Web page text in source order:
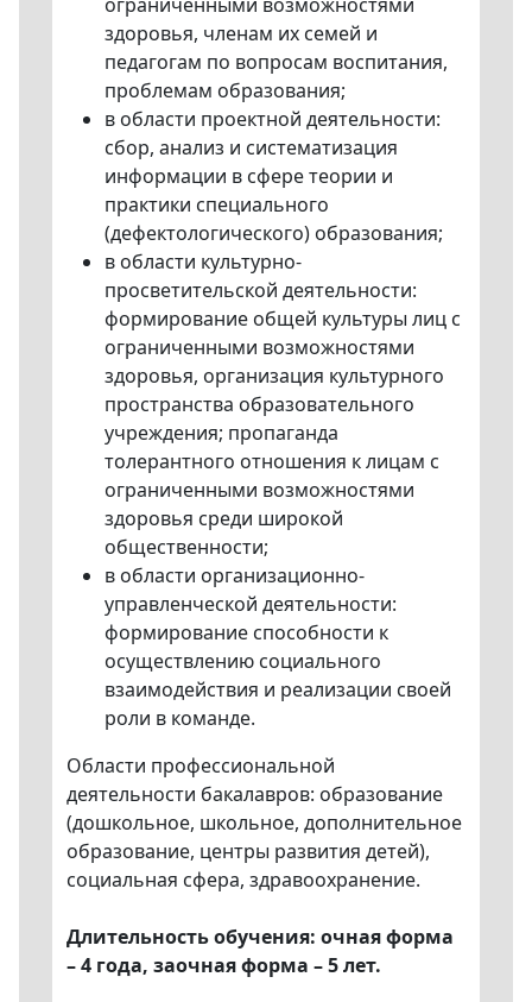
здоровья, членам их семей и
педагогам по вопросам воспитания,
проблемам образования;
в области проектной деятельности:
сбор, анализ и систематизация
информации в сфере теории и
практики специального
(дефектологического) образования;
в области культурно-
просветительской деятельности:
формирование общей культуры лиц с
ограниченными возможностями
здоровья, организация культурного
пространства образовательного
учреждения; пропаганда
толерантного отношения к лицам с
ограниченными возможностями
здоровья среди широкой
общественности;
в области организационно-
управленческой деятельности:
формирование способности к
осуществлению социального
взаимодействия и реализации своей
роли в команде.
Области профессиональной
деятельности бакалавров: образование
(дошкольное, школьное, дополнительное
образование, центры развития детей),
социальная сфера, здравоохранение.
Длительность обучения: очная форма
– 4 года, заочная форма – 5 лет.